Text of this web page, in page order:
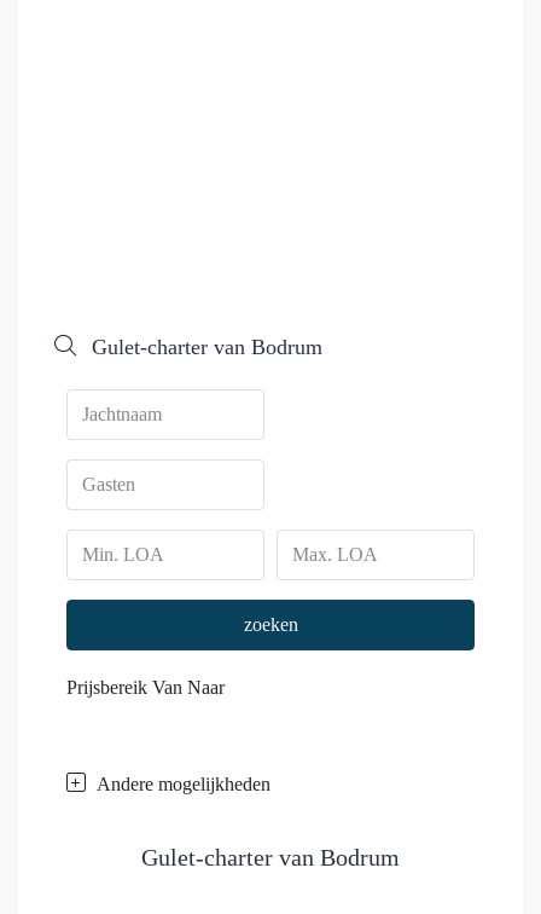
Gulet-charter van Bodrum
zoeken
Prijsbereik Van Naar
Andere mogelijkheden
Gulet-charter van Bodrum